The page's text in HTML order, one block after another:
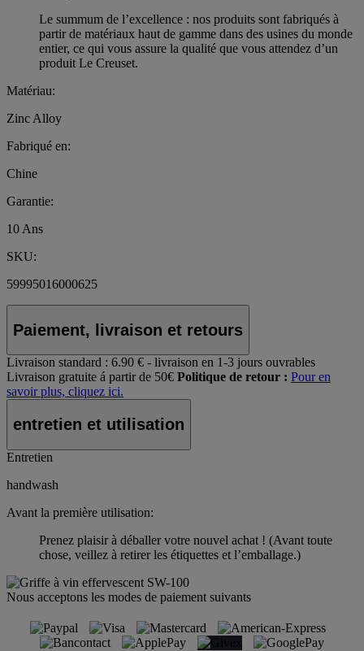
Le summum de l’excellence : nos produits sont fabriqués à
partir de matériaux haut de gamme dans des usines du monde
entier, ce qui vous assure la qualité que vous attendez d’un
produit Le Creuset.
Matériau:
Zinc Alloy
Fabriqué en:
Chine
Garantie:
10 Ans
SKU:
59995016000625
Paiement, livraison et retours
Livraison standard : 6.90 € - livraison en 1-3 jours ouvrables
Livraison gratuite á partir de 50€ Politique de retour : Pour en
savoir plus, cliquez ici.
entretien et utilisation
Entretien
handwash
Avant la première utilisation:
Prenez plaisir à déballer votre nouvel achat ! (Avant toute
chose, veillez à retirer les étiquettes et l’emballage.)
Nous acceptons les modes de paiement suivants